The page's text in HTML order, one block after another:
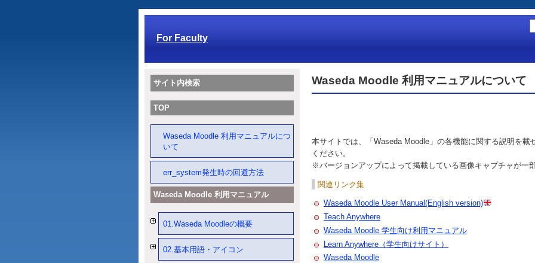
For Faculty
Waseda Moodle 利用マニュアルについて
本サイトでは、「Waseda Moodle」の各機能に関する説明を載
ください。
※バージョンアップによって掲載している画像キャプチャが一
関連リンク集
Waseda Moodle User Manual(English version)
Teach Anywhere
Waseda Moodle 学生向け利用マニュアル
Learn Anywhere（学生向けサイト）
Waseda Moodle
サイト内検索
TOP
Waseda Moodle 利用マニュアルにつ
いて
err_system発生時の回避方法
Waseda Moodle 利用マニュアル
01.Waseda Moodleの概要
02.基本用語・アイコン